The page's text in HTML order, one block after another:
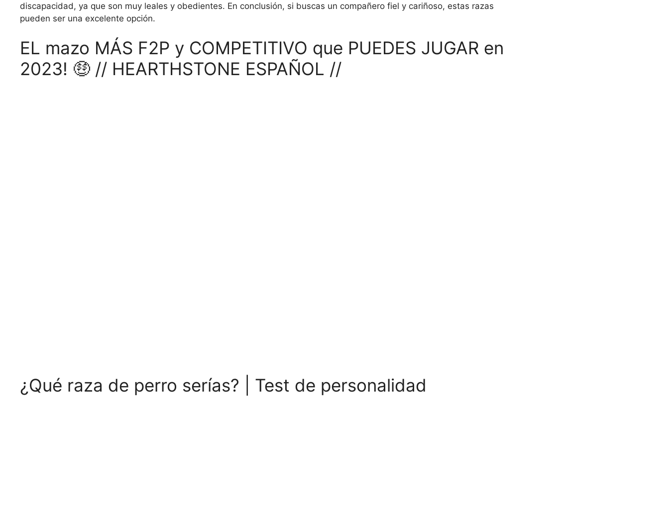
discapacidad, ya que son muy leales y obedientes. En conclusión, si buscas un compañero fiel y cariñoso, estas razas
pueden ser una excelente opción.
EL mazo MÁS F2P y COMPETITIVO que PUEDES JUGAR en
2023! 🤑 // HEARTHSTONE ESPAÑOL //
¿Qué raza de perro serías? | Test de personalidad